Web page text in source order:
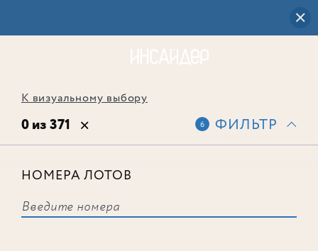
К визуальному выбору
0 из 371 6 ФИЛЬТР
НОМЕРА ЛОТОВ
соответствует ни одного лота